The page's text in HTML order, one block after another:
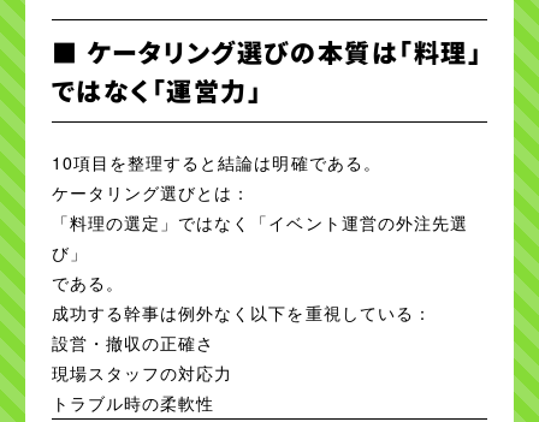
■ ケータリング選びの本質は「料理」
ではなく「運営力」
10項目を整理すると結論は明確である。
ケータリング選びとは：
「料理の選定」ではなく「イベント運営の外注先選
び」
である。
成功する幹事は例外なく以下を重視している：
設営・撤収の正確さ
現場スタッフの対応力
トラブル時の柔軟性